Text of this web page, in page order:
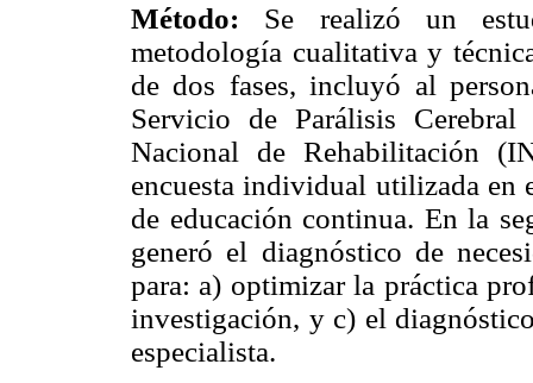
Método: Se realizó un
metodología cualitativa y
de dos fases, incluyó al
Servicio de Parálisis
Nacional de Rehabilitación
encuesta individual utilizada en
de educación continua. En la
generó el diagnóstico de
para: a) optimizar la práctica
investigación, y c) el
especialista.